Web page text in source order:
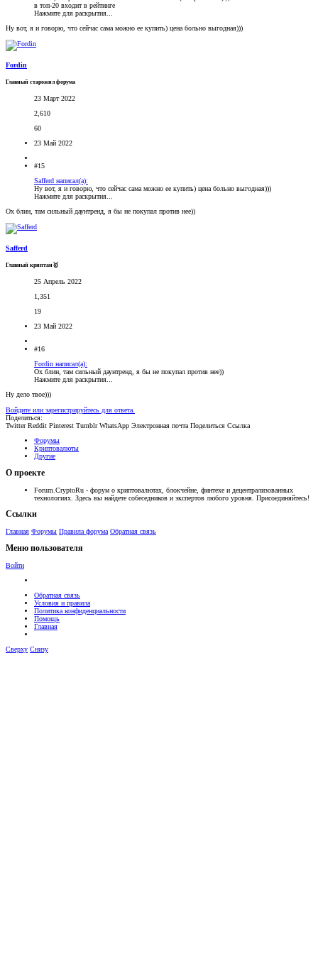
в топ-20 входит в рейтинге
Нажмите для раскрытия...
Ну вот, я и говорю, что сейчас сама можно ее купить) цена больно выгодная)))
Fordin
Главный старожил форума
23 Март 2022
2,610
60
23 Май 2022
#15
Safferd написал(а):
Ну вот, я и говорю, что сейчас сама можно ее купить) цена больно выгодная)))
Нажмите для раскрытия...
Ох блин, там сильный даунтренд, я бы не покупал против нее))
Safferd
Главный криптан🥇
25 Апрель 2022
1,351
19
23 Май 2022
#16
Fordin написал(а):
Ох блин, там сильный даунтренд, я бы не покупал против нее))
Нажмите для раскрытия...
Ну дело твое)))
Войдите или зарегистрируйтесь для ответа.
Поделиться:
Twitter Reddit Pinterest Tumblr WhatsApp Электронная почта Поделиться Ссылка
Форумы
Криптовалюты
Другие
О проекте
Forum.CryptoRu - форум о криптовалютах, блокчейне, финтехе и децентрализованных
технологиях. Здесь вы найдете собеседников и экспертов любого уровня. Присоединяйтесь!
Ссылки
Главная Форумы Правила форума Обратная связь
Меню пользователя
Войти
Обратная связь
Условия и правила
Политика конфиденциальности
Помощь
Главная
Сверху Снизу